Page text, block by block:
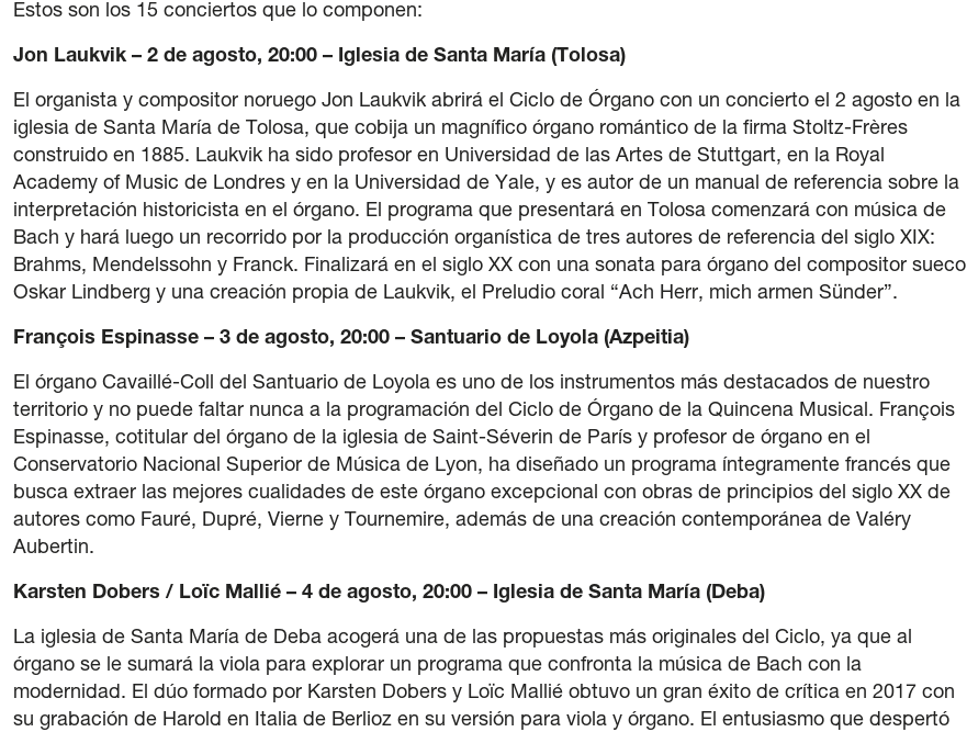
Estos son los 15 conciertos que lo componen:
Jon Laukvik – 2 de agosto, 20:00 – Iglesia de Santa María (Tolosa)
El organista y compositor noruego Jon Laukvik abrirá el Ciclo de Órgano con un concierto el 2 agosto en la
iglesia de Santa María de Tolosa, que cobija un magnífico órgano romántico de la firma Stoltz-Frères
construido en 1885. Laukvik ha sido profesor en Universidad de las Artes de Stuttgart, en la Royal
Academy of Music de Londres y en la Universidad de Yale, y es autor de un manual de referencia sobre la
interpretación historicista en el órgano. El programa que presentará en Tolosa comenzará con música de
Bach y hará luego un recorrido por la producción organística de tres autores de referencia del siglo XIX:
Brahms, Mendelssohn y Franck. Finalizará en el siglo XX con una sonata para órgano del compositor sueco
Oskar Lindberg y una creación propia de Laukvik, el Preludio coral “Ach Herr, mich armen Sünder”.
François Espinasse – 3 de agosto, 20:00 – Santuario de Loyola (Azpeitia)
El órgano Cavaillé-Coll del Santuario de Loyola es uno de los instrumentos más destacados de nuestro
territorio y no puede faltar nunca a la programación del Ciclo de Órgano de la Quincena Musical. François
Espinasse, cotitular del órgano de la iglesia de Saint-Séverin de París y profesor de órgano en el
Conservatorio Nacional Superior de Música de Lyon, ha diseñado un programa íntegramente francés que
busca extraer las mejores cualidades de este órgano excepcional con obras de principios del siglo XX de
autores como Fauré, Dupré, Vierne y Tournemire, además de una creación contemporánea de Valéry
Aubertin.
Karsten Dobers / Loïc Mallié – 4 de agosto, 20:00 – Iglesia de Santa María (Deba)
La iglesia de Santa María de Deba acogerá una de las propuestas más originales del Ciclo, ya que al
órgano se le sumará la viola para explorar un programa que confronta la música de Bach con la
modernidad. El dúo formado por Karsten Dobers y Loïc Mallié obtuvo un gran éxito de crítica en 2017 con
su grabación de Harold en Italia de Berlioz en su versión para viola y órgano. El entusiasmo que despertó